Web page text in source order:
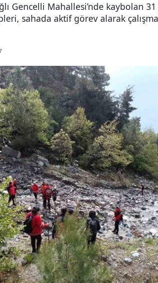
Gencelli Mahallesi’nde kaybolan
sahada aktif görev alarak